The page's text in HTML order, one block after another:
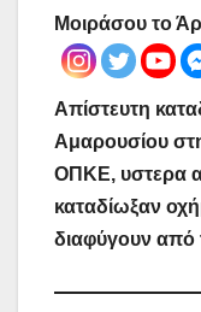
Μοιράσου το
Απίστευτη
Αμαρουσίου
ΟΠΚΕ, υστερα
καταδίωξαν
διαφύγουν από